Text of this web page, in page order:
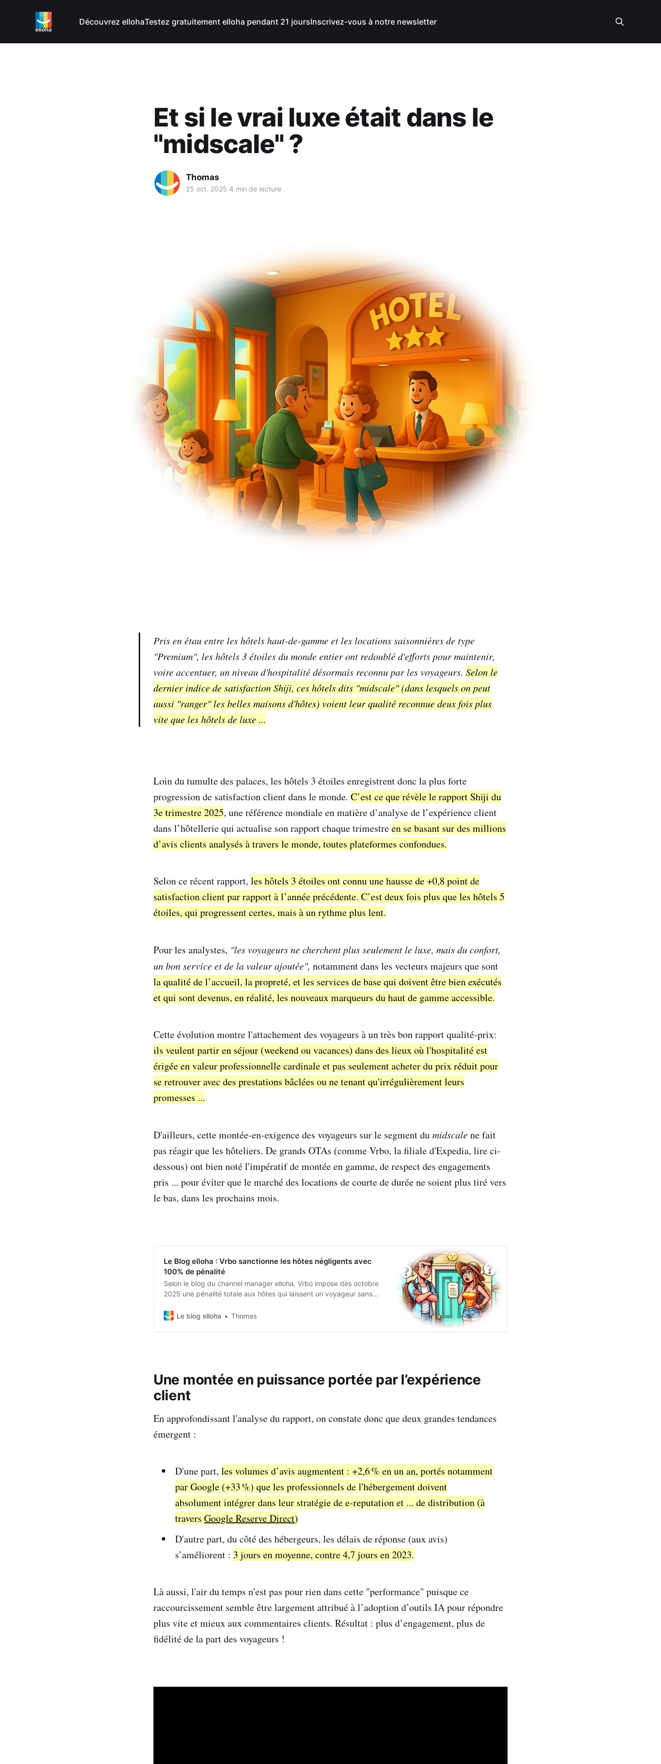
Découvrez ellohaTestez gratuitement elloha pendant 21 joursInscrivez-vous à notre newsletter
Et si le vrai luxe était dans le
"midscale" ?
Thomas
25 oct. 2025 4 min de lecture
Pris en étau entre les hôtels haut-de-gamme et les locations saisonnières de type
"Premium", les hôtels 3 étoiles du monde entier ont redoublé d'efforts pour maintenir,
voire accentuer, un niveau d'hospitalité désormais reconnu par les voyageurs. Selon le
dernier indice de satisfaction Shiji, ces hôtels dits "midscale" (dans lesquels on peut
aussi "ranger" les belles maisons d'hôtes) voient leur qualité reconnue deux fois plus
vite que les hôtels de luxe ...
Loin du tumulte des palaces, les hôtels 3 étoiles enregistrent donc la plus forte
progression de satisfaction client dans le monde. C’est ce que révèle le rapport Shiji du
3e trimestre 2025, une référence mondiale en matière d’analyse de l’expérience client
dans l’hôtellerie qui actualise son rapport chaque trimestreen se basant sur des millions
d’avis clients analysés à travers le monde, toutes plateformes confondues.
Selon ce récent rapport, les hôtels 3 étoiles ont connu une hausse de +0,8 point de
satisfaction client par rapport à l’année précédente. C’est deux fois plus que les hôtels 5
étoiles, qui progressent certes, mais à un rythme plus lent.
Pour les analystes, "les voyageurs ne cherchent plus seulement le luxe, mais du confort,
un bon service et de la valeur ajoutée", notamment dans les vecteurs majeurs que sont
la qualité de l’accueil, la propreté, et les services de base qui doivent être bien exécutés
et qui sont devenus, en réalité, les nouveaux marqueurs du haut de gamme accessible.
Cette évolution montre l'attachement des voyageurs à un très bon rapport qualité-prix:
ils veulent partir en séjour (weekend ou vacances) dans des lieux où l'hospitalité est
érigée en valeur professionnelle cardinale et pas seulement acheter du prix réduit pour
se retrouver avec des prestations bâclées ou ne tenant qu'irrégulièrement leurs
promesses ...
D'ailleurs, cette montée-en-exigence des voyageurs sur le segment dumidscalene fait
pas réagir que les hôteliers. De grands OTAs (comme Vrbo, la filiale d'Expedia, lire ci-
dessous) ont bien noté l'impératif de montée en gamme, de respect des engagements
pris ... pour éviter que le marché des locations de courte de durée ne soient plus tiré vers
le bas, dans les prochains mois.
Le Blog elloha : Vrbo sanctionne les hôtes négligents avec
100% de pénalité
Selon le blog du channel manager elloha, Vrbo impose dès octobre
2025 une pénalité totale aux hôtes qui laissent un voyageur sans
professionnalisation et de confiance dans la location saisonnière.
Le blog elloha Thomas
Une montée en puissance portée par l’expérience
client
En approfondissant l'analyse du rapport, on constate donc que deux grandes tendances
émergent :
D'une part, les volumes d’avis augmentent : +2,6 % en un an, portés notamment
par Google (+33 %) que les professionnels de l'hébergement doivent
absolument intégrer dans leur stratégie de e-reputation et ... de distribution (à
travers Google Reserve Direct)
D'autre part, du côté des hébergeurs, les délais de réponse (aux avis)
s’améliorent : 3 jours en moyenne, contre 4,7 jours en 2023.
Là aussi, l'air du temps n'est pas pour rien dans cette "performance" puisque ce
raccourcissement semble être largement attribué à l’adoption d’outils IA pour répondre
plus vite et mieux aux commentaires clients. Résultat : plus d’engagement, plus de
fidélité de la part des voyageurs !